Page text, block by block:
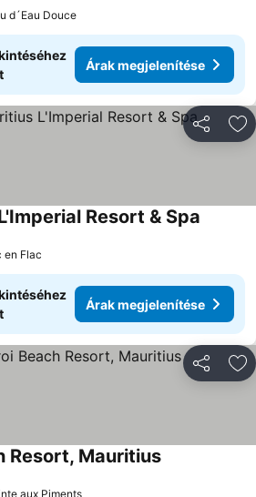
d´Eau Douce
Árak megjelenítése
Resort & Spa
en Flac
Árak megjelenítése
Resort, Mauritius
aux Piments